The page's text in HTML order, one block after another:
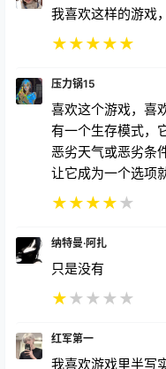
★★★★★
喜欢这个游戏，喜
有一个生存模式，
恶劣天气或恶劣条
让它成为一个选项
★★★★ ★
只是没有
★★★★
我喜欢游戏里半写
实在想不到！我大